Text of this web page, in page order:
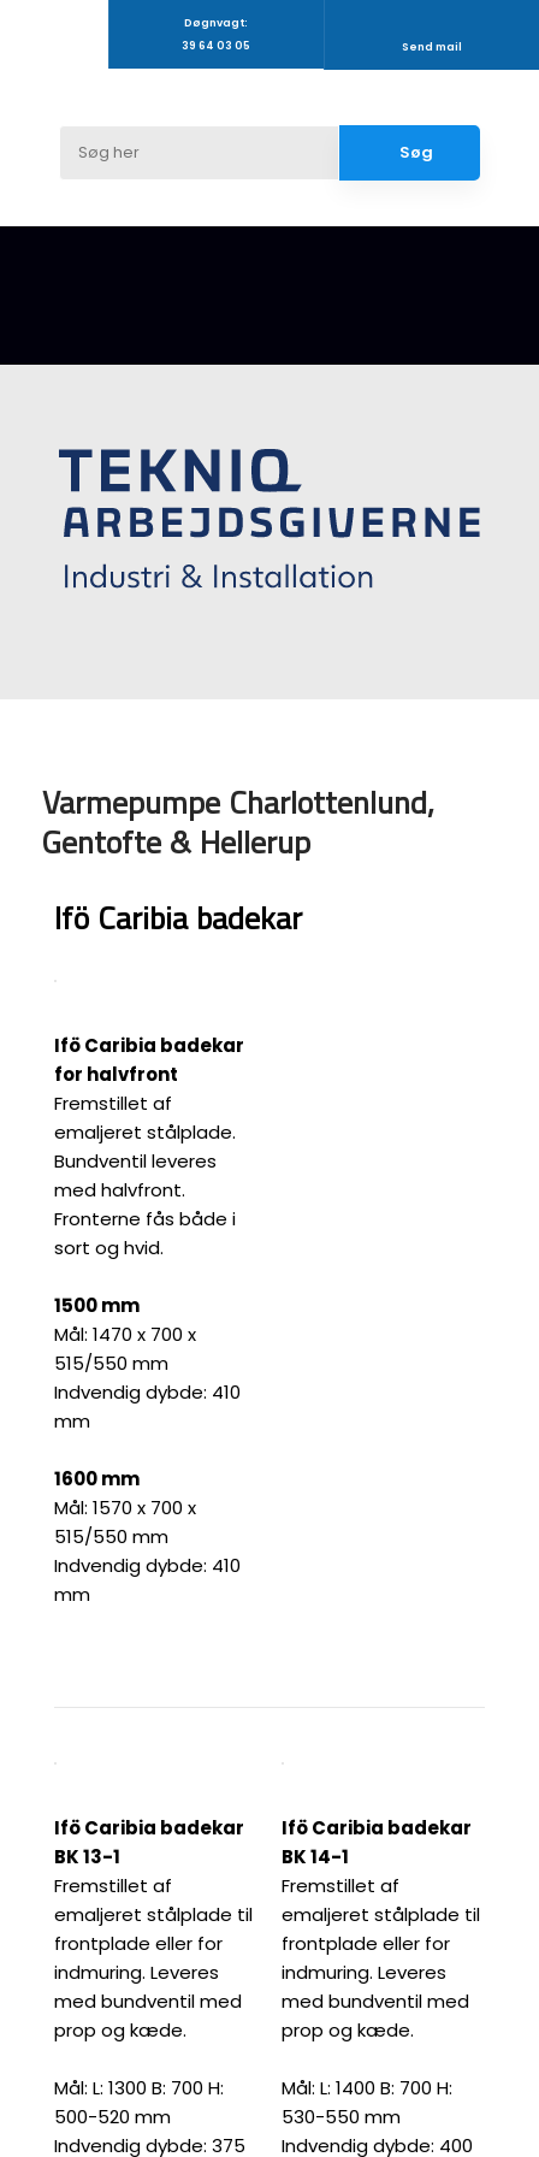
Døgnvagt:
39 64 03 05
Send mail
Varmepumpe Charlottenlund,
Gentofte & Hellerup
Ifö Caribia badekar
Ifö Caribia badekar
for halvfront
Fremstillet af
emaljeret stålplade.
Bundventil leveres
med halvfront.
Fronterne fås både i
sort og hvid.
1500 mm
Mål: 1470 x 700 x
515/550 mm
Indvendig dybde: 410
mm
1600 mm
Mål: 1570 x 700 x
515/550 mm
Indvendig dybde: 410
mm
Ifö Caribia badekar
BK 13-1
Fremstillet af
emaljeret stålplade til
frontplade eller for
indmuring. Leveres
med bundventil med
prop og kæde.
Mål: L: 1300 B: 700 H:
500-520 mm
Indvendig dybde: 375
Ifö Caribia badekar
BK 14-1
Fremstillet af
emaljeret stålplade til
frontplade eller for
indmuring. Leveres
med bundventil med
prop og kæde.
Mål: L: 1400 B: 700 H:
530-550 mm
Indvendig dybde: 400